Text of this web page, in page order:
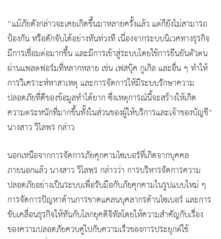
“แม้ภัยดังกล่าวจะเคยเกิดขึ้นมาหลายครั้งแล้ว แต่ก็ยังไม่สามารถ
ป้องกัน หรือดักจับได้อย่างทันท่วงที เนื่องจากระบบนิเวศทางธุรกิจ
มีการเชื่อมต่อมากขึ้น และมีการเข้าสู่ระบบโดยใช้การยืนยันตัวตน
ผ่านแพลตฟอร์มที่หลากหลาย เช่น เฟสบุ๊ค กูเกิล และอื่น ๆ ทำให้
การวิเคราะห์หาสาเหตุ และการจัดการให้มีระบบรักษาความ
ปลอดภัยที่ดีของข้อมูลทำได้ยาก ซึ่งเหตุการณ์นี้จะสร้างให้เกิด
ความตระหนักที่มากขึ้นทั้งในส่วนของผู้ให้บริการและเจ้าของบัญชี”
นางสาว วิไลพร กล่าว
นอกเหนือจากการจัดการภัยคุกคามไซเบอร์ที่เกิดจากบุคคล
ภายนอกแล้ว นางสาว วิไลพร กล่าวว่า การบริหารจัดการความ
ปลอดภัยอย่างเป็นระบบเพื่อรับมือกับภัยคุกคามในรูปแบบใหม่ ๆ
การจัดการปัญหาด้านการขาดแคลนบุคลากรด้านไซเบอร์ และการ
ขับเคลื่อนธุรกิจให้ทันกับโลกยุคดิจิทัลโดยให้ความสำคัญกับเรื่อง
ของความปลอดภัยควบคู่ไปกับความเร็วของการประยุกต์ใช้